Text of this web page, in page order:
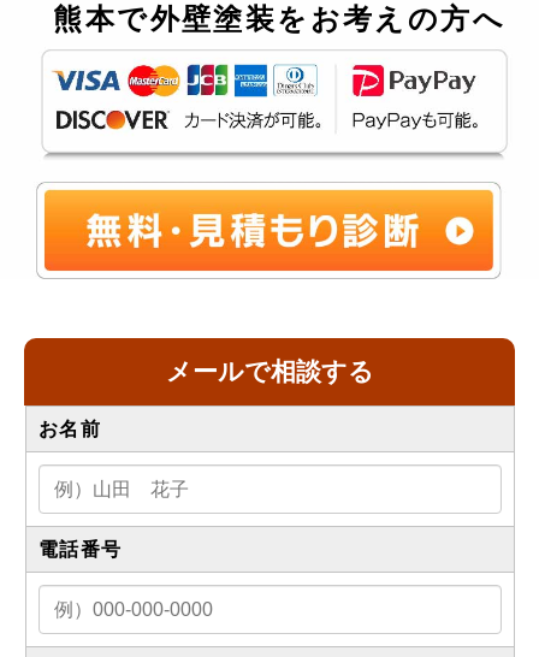
熊本で外壁塗装をお考えの方へ
メールで相談する
お名前
電話番号